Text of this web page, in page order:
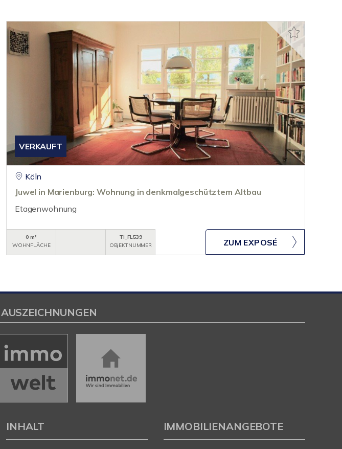
VERKAUFT
Köln
Juwel in Marienburg: Wohnung in denkmalgeschütztem Altbau
Etagenwohnung
0 m²
WOHNFLÄCHE
TI_FL539
OBJEKTNUMMER
ZUM EXPOSÉ
INHALT IMMOBILIENANGEBOTE